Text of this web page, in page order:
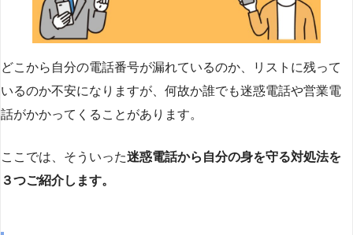
どこから自分の電話番号が漏れているのか、リストに残って
いるのか不安になりますが、何故か誰でも迷惑電話や営業電
話がかかってくることがあります。
ここでは、そういった迷惑電話から自分の身を守る対処法を
３つご紹介します。